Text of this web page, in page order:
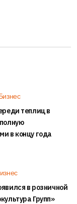
теплиц в
в концу года
в розничной
Групп»